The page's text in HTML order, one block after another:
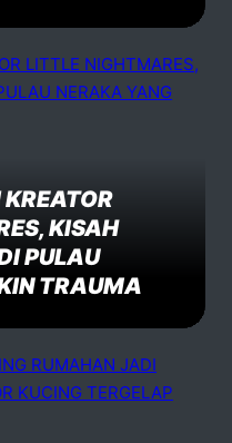
KISAH
PULAU
TRAUMA